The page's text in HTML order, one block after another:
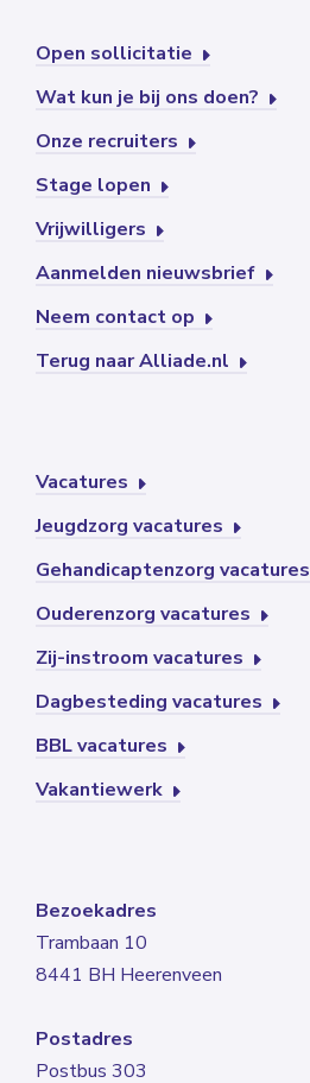
Open sollicitatie
Wat kun je bij ons doen?
Onze recruiters
Stage lopen
Vrijwilligers
Aanmelden nieuwsbrief
Neem contact op
Terug naar Alliade.nl
Vacatures
Jeugdzorg vacatures
Gehandicaptenzorg vacatures
Ouderenzorg vacatures
Zij-instroom vacatures
Dagbesteding vacatures
BBL vacatures
Vakantiewerk
Bezoekadres
Trambaan 10
8441 BH Heerenveen
Postadres
Postbus 303